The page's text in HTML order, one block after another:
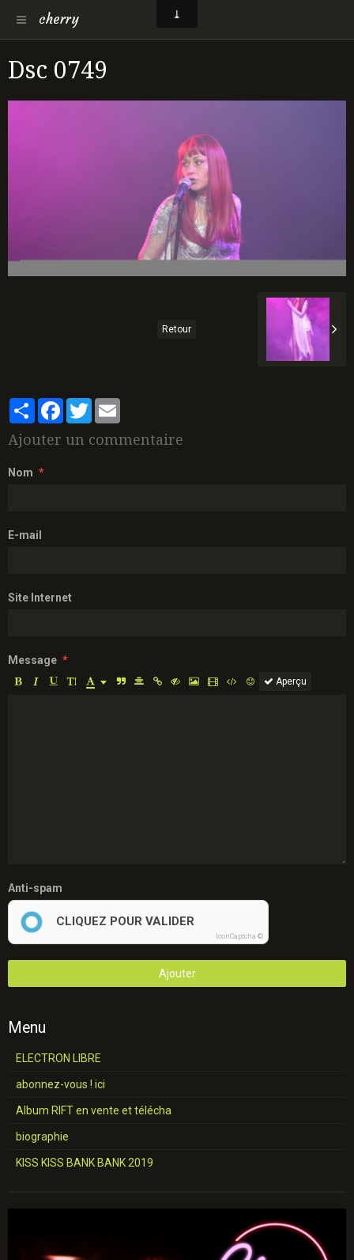
cherry
Dsc 0749
Retour
PartagerFacebook
Twitter
Ajouter un commentaire
Nom
E-mail
Site Internet
Message
Aperçu
Anti-spam
CLIQUEZ POUR VALIDER
IconCaptcha ©
Ajouter
Menu
ELECTRON LIBRE
abonnez-vous ! ici
Album RIFT en vente et télécha
biographie
KISS KISS BANK BANK 2019